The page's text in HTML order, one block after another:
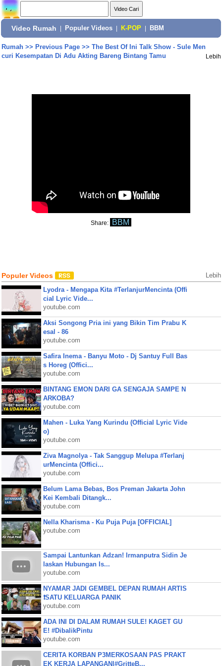
Video Rumah Populer Videos K-POP BBM
Rumah>> Previous Page>> The Best Of Ini Talk Show - Sule Men
curi Kesempatan Di Adu Akting Bareng Bintang Tamu
Lebih
Share: BBM
Populer Videos Lebih
Lyodra - Mengapa Kita #TerlanjurMencinta (Offi
cial Lyric Vide...
youtube.com
Aksi Songong Pria ini yang Bikin Tim Prabu K
esal - 86
youtube.com
Safira Inema - Banyu Moto - Dj Santuy Full Bas
s Horeg (Offici...
youtube.com
BINTANG EMON DARI GA SENGAJA SAMPE N
ARKOBA?
youtube.com
Mahen - Luka Yang Kurindu (Official Lyric Vide
o)
youtube.com
Ziva Magnolya - Tak Sanggup Melupa #Terlanj
urMencinta (Offici...
youtube.com
Belum Lama Bebas, Bos Preman Jakarta John
Kei Kembali Ditangk...
youtube.com
Nella Kharisma - Ku Puja Puja [OFFICIAL]
youtube.com
Sampai Lantunkan Adzan! Irmanputra Sidin Je
laskan Hubungan Is...
youtube.com
NYAMAR JADI GEMBEL DEPAN RUMAH ARTIS
❗SATU KELUARGA PANIK
youtube.com
ADA INI DI DALAM RUMAH SULE! KAGET GU
E! #DibalikPintu
youtube.com
CERITA KORBAN P3MERKOSAAN PAS PRAKT
EK KERJA LAPANGAN|#GritteB...